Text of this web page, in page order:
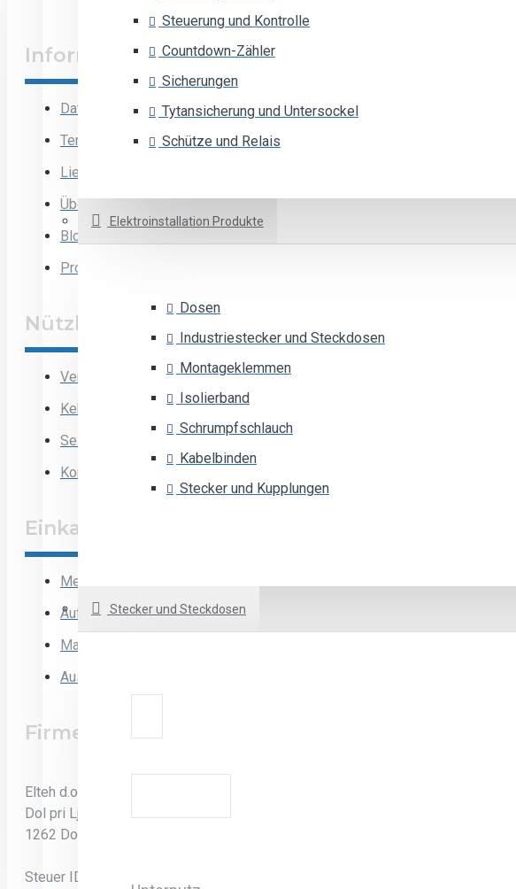
Steuerung und Kontrolle
Countdown-Zähler
Sicherungen
Tytansicherung und Untersockel
Schütze und Relais
Elektroinstallation Produkte
Dosen
Industriestecker und Steckdosen
Montageklemmen
Isolierband
Schrumpfschlauch
Kabelbinden
Stecker und Kupplungen
Stecker und Steckdosen
Information
Datenschutz-Bestimmungen
Terms & Bedingungen
Lieferung
Über uns
Blog
Projekt
Nützliche Links
Verkaufsprogramm
Kehrt zurück
Seitenverzeichnis
Kontakt
Einkaufen
Mein Konto
Aufträge
Marken
Ausloggen
Firmeninformation
Elteh d.o.o.
Dol pri Ljubljani 35
1262 Dol pri Ljubljani
Steuer ID: SI68969333